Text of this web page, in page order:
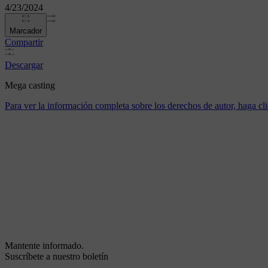
4/23/2024
Marcador
Compartir
Descargar
Mega casting
Para ver la información completa sobre los derechos de autor, haga